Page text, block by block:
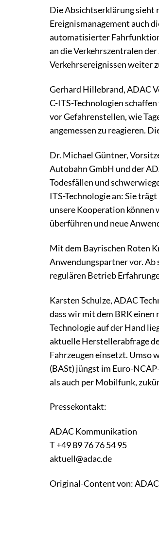
Die Absichtserklärung sieht
Ereignismanagement auch
automatisierter
an die Verkehrszentralen
Verkehrsereignissen weiter
Gerhard Hillebrand, ADAC
C-ITS-Technologien
vor Gefahrenstellen, wie
angemessen zu reagieren.
Dr. Michael Güntner,
Autobahn GmbH und der
Todesfällen und
ITS-Technologie an: Sie
unsere Kooperation können
überführen und neue
Mit dem Bayrischen Roten
Anwendungspartner vor. Ab
regulären Betrieb
Karsten Schulze, ADAC
dass wir mit dem BRK
Technologie auf der Hand
aktuelle Herstellerabfrage
Fahrzeugen einsetzt. Umso
(BASt) jüngst im Euro-
als auch per Mobilfunk,
Pressekontakt:
ADAC Kommunikation
T +49 89 76 76 54 95
aktuell@adac.de
Original-Content von: